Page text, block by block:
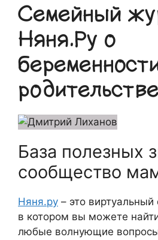
Семейный
Няня.Ру о
родительстве
База полезных
сообщество
Няня.ру – это
в котором вы можете
любые волнующие